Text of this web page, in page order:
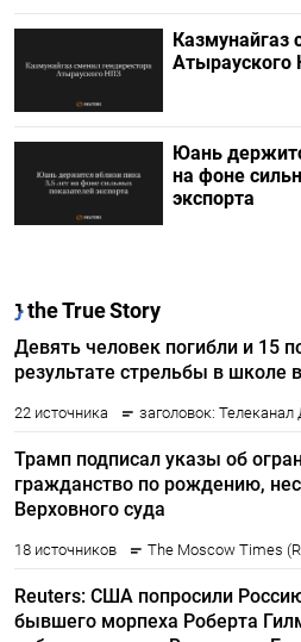
Казмунайгаз
Атырауского
Юань
на фоне
экспорта